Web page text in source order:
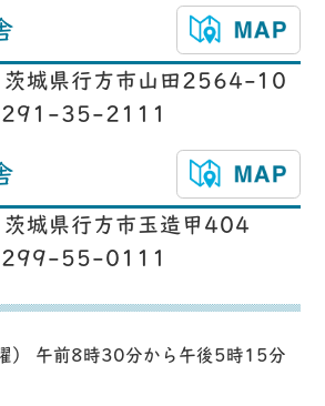
城県行方市山田2564-10
0291-35-2111
城県行方市玉造甲404
0299-55-0111
） 午前8時30分から午後5時15分